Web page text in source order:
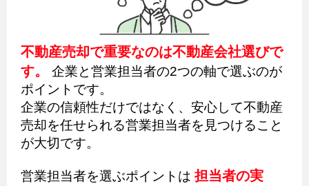
不動産売却で重要なのは不動産会社選びで
す。
企業と営業担当者の2つの軸で選ぶのが
ポイントです。
企業の信頼性だけではなく、安心して不動産
売却を任せられる営業担当者を見つけること
が大切です。
営業担当者を選ぶポイントは 担当者の実